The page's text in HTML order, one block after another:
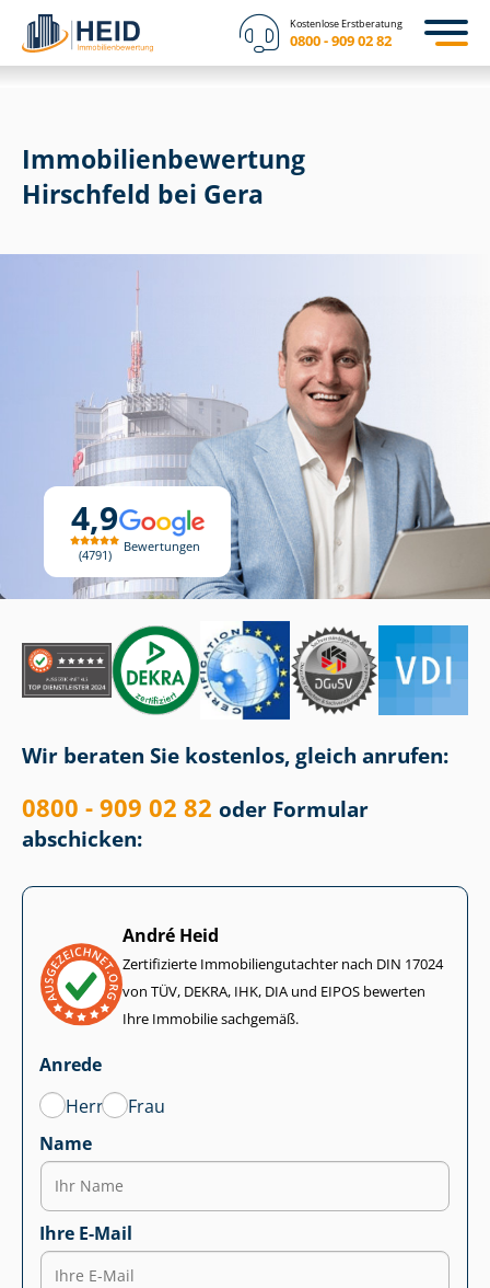
Kostenlose Erstberatung
0800 - 909 02 82
4,9
4791
Bewertungen
Immobilien­bewertung
Hirschfeld bei Gera
Wir beraten Sie kostenlos, gleich anrufen:
0800 - 909 02 82 oder Formular
abschicken:
André Heid
Zertifizierte Im­mo­bi­li­en­gut­ach­ter nach DIN 17024
von TÜV, DEKRA, IHK, DIA und EIPOS bewerten
Ihre Immobilie sachgemäß.
Anrede
Herr
Frau
Name
Ihre E-Mail